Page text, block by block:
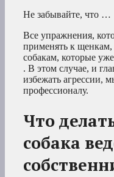
Не забывайте, что …
Все упражнения,
применять к щенкам,
собакам, которые
. В этом случае, и
избежать агрессии,
профессионалу.
Что
собака